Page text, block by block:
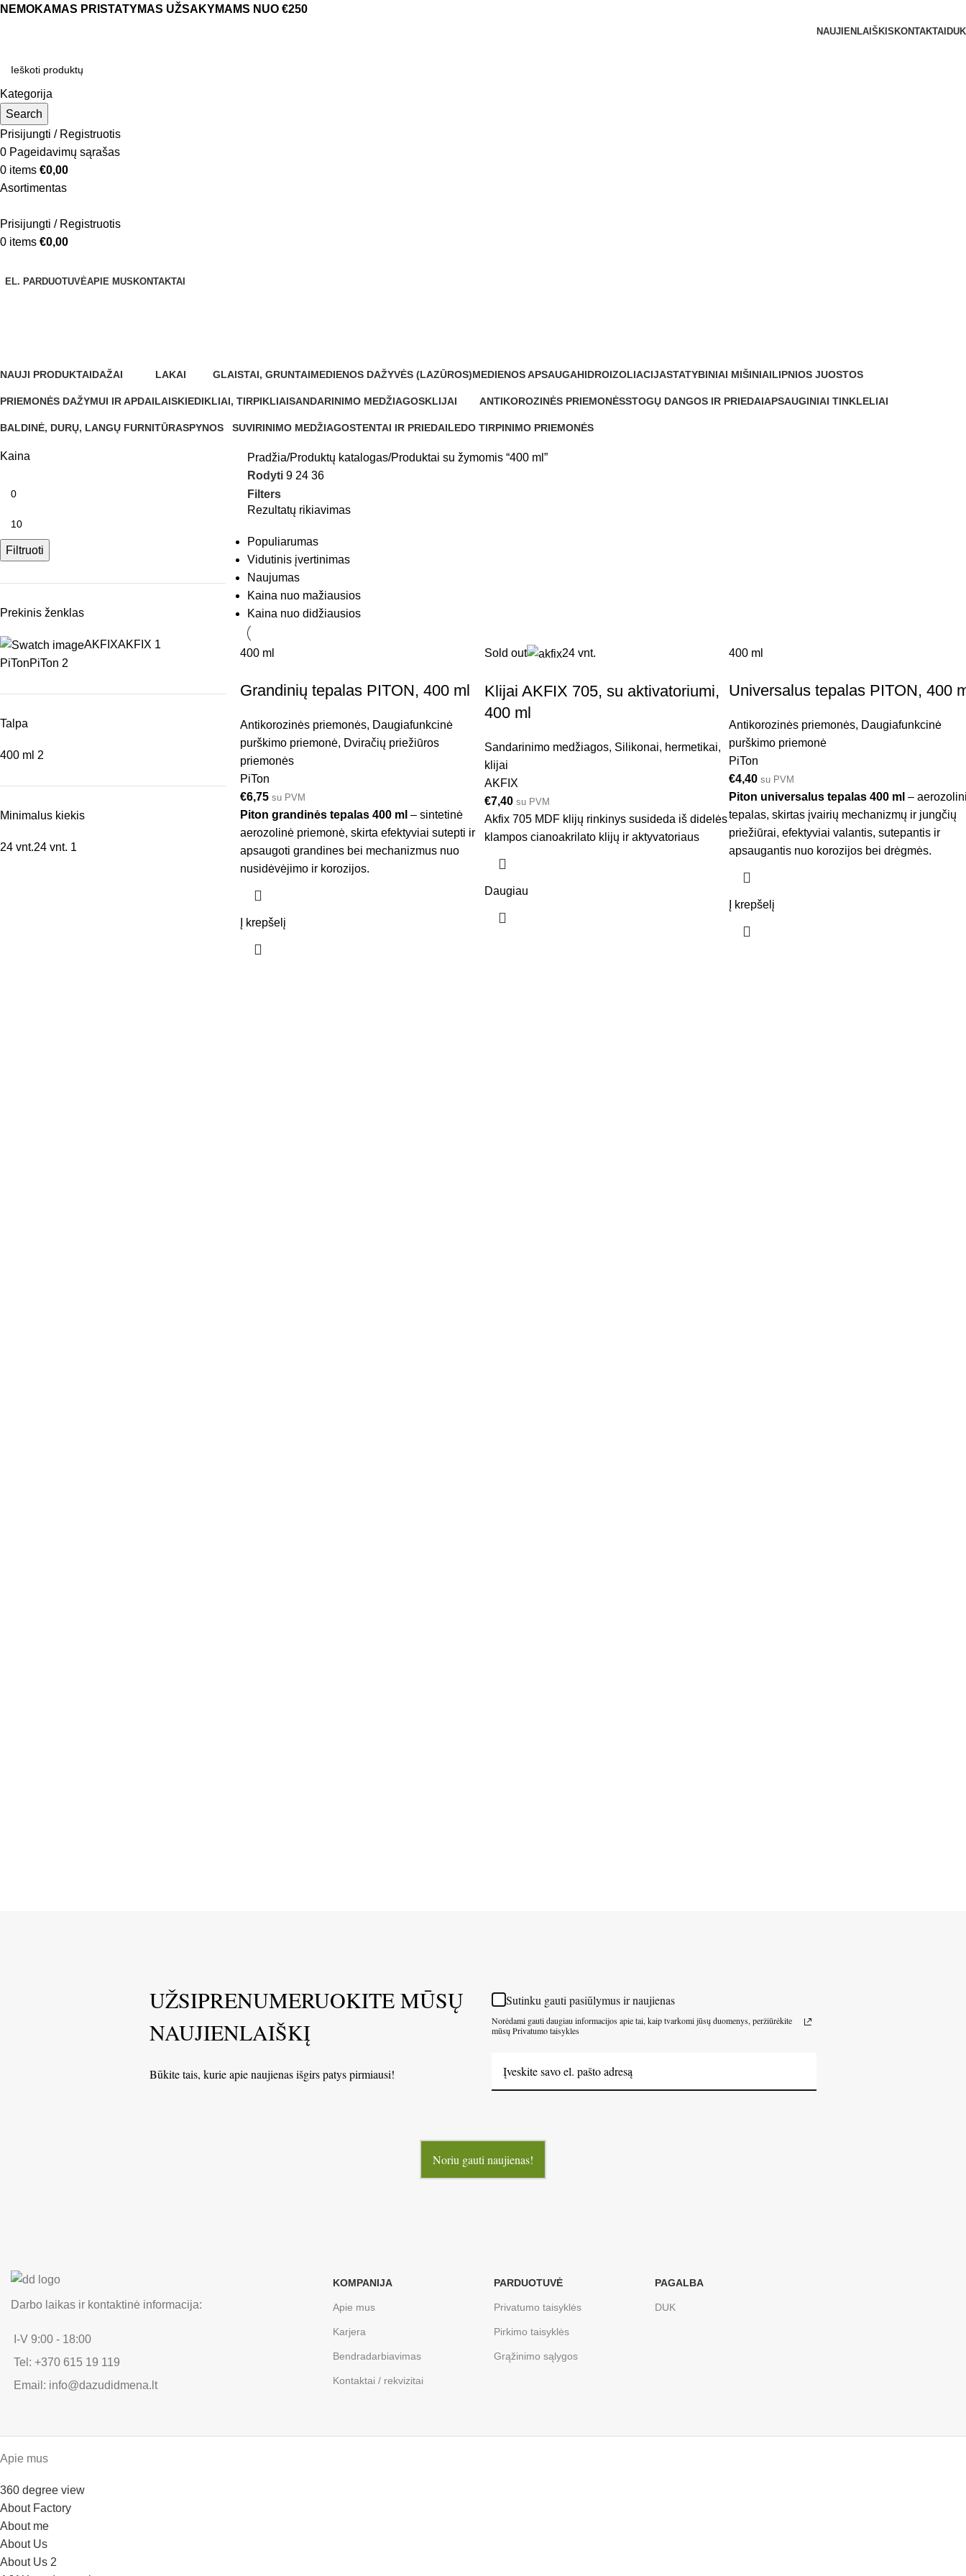
NEMOKAMAS PRISTATYMAS UŽSAKYMAMS NUO €250
NAUJIENLAIŠKISKONTAKTAIDUK
Kategorija
Search
Prisijungti / Registruotis
0 Pageidavimų sąrašas
0 items €0,00
Asortimentas
Prisijungti / Registruotis
0 items €0,00
EL. PARDUOTUVĖAPIE MUS KONTAKTAI
NAUJI PRODUKTAIDAŽAI
LAKAI
GLAISTAI, GRUNTAIMEDIENOS DAŽYVĖS (LAZŪROS)MEDIENOS APSAUGAHIDROIZOLIACIJASTATYBINIAI MIŠINIAILIPNIOS JUOSTOS
PRIEMONĖS DAŽYMUI IR APDAILAISKIEDIKLIAI, TIRPIKLIAISANDARINIMO MEDŽIAGOSKLIJAI
ANTIKOROZINĖS PRIEMONĖSSTOGŲ DANGOS IR PRIEDAIAPSAUGINIAI TINKLELIAI
BALDINĖ, DURŲ, LANGŲ FURNITŪRASPYNOS
SUVIRINIMO MEDŽIAGOSTENTAI IR PRIEDAILEDO TIRPINIMO PRIEMONĖS
Kaina
Filtruoti
Prekinis ženklas
AKFIXAKFIX 1
PiTonPiTon 2
Talpa
400 ml 2
Minimalus kiekis
24 vnt.24 vnt. 1
Pradžia Produktų katalogas Produktai su žymomis “400 ml”
Rodyti 9 24 36
Filters
Rezultatų rikiavimas
Populiarumas
Vidutinis įvertinimas
Naujumas
Kaina nuo mažiausios
Kaina nuo didžiausios
400 ml
Grandinių tepalas PITON, 400 ml
Antikorozinės priemonės, Daugiafunkcinė
purškimo priemonė, Dviračių priežiūros
priemonės
PiTon
€6,75 su PVM
Piton grandinės tepalas 400 ml – sintetinė
aerozolinė priemonė, skirta efektyviai sutepti ir
apsaugoti grandines bei mechanizmus nuo
nusidėvėjimo ir korozijos.
Į krepšelį
Sold out 24 vnt.
Klijai AKFIX 705, su aktivatoriumi,
400 ml
Sandarinimo medžiagos, Silikonai, hermetikai,
klijai
AKFIX
€7,40 su PVM
Akfix 705 MDF klijų rinkinys susideda iš didelės
klampos cianoakrilato klijų ir aktyvatoriaus
Daugiau
400 ml
Universalus tepalas PITON, 400
Antikorozinės priemonės, Daugiafunkcinė
purškimo priemonė
PiTon
€4,40 su PVM
Piton universalus tepalas 400 ml –
tepalas, skirtas įvairių mechanizmų ir jungčių
priežiūrai, efektyviai valantis, sutepantis ir
apsaugantis nuo korozijos bei drėgmės.
Į krepšelį
UŽSIPRENUMERUOKITE MŪSŲ
NAUJIENLAIŠKĮ
Būkite tais, kurie apie naujienas išgirs patys pirmiausi!
Sutinku gauti pasiūlymus ir naujienas
Norėdami gauti daugiau informacijos apie tai, kaip tvarkomi jūsų duomenys, peržiūrėkite
mūsų Privatumo taisykles
Noriu gauti naujienas!
Darbo laikas ir kontaktinė informacija:
I-V 9:00 - 18:00
Tel: +370 615 19 119
Email: info@dazudidmena.lt
KOMPANIJA
Apie mus
Karjera
Bendradarbiavimas
Kontaktai / rekvizitai
PARDUOTUVĖ
Privatumo taisyklės
Pirkimo taisyklės
Grąžinimo sąlygos
PAGALBA
DUK
Apie mus
360 degree view
About Factory
About me
About Us
About Us 2